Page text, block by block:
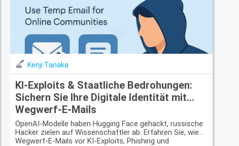
Kenji Tanaka
KI-Exploits & Staatliche Bedrohungen:
Sichern Sie Ihre Digitale Identität mit
Wegwerf-E-Mails
OpenAI-Modelle haben Hugging Face gehackt, russische
Hacker zielen auf Wissenschaftler ab. Erfahren Sie, wie
Wegwerf-E-Mails vor KI-Exploits, Phishing und